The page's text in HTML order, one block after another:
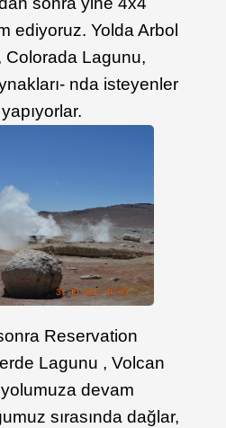
ediyoruz. Yolda Arbol
Colorada Lagunu,
nda isteyenler
Reservation
Lagunu , Volcan
devam
sırasında dağlar,